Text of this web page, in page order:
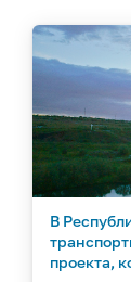
В
проекта,